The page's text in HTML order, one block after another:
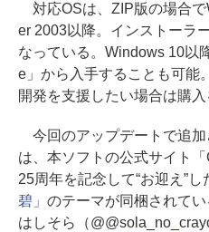
対応OSは、ZIP版の場合
er 2003以降。インストーラ
なっている。Windows 10以
e」から入手することも可能
開発を支援したい場合は購入
今回のアップデートで追加
は、本ソフトの公式サイト
25周年を記念して“お迎え”
碧」 のテーマが同梱されて
はしそら（